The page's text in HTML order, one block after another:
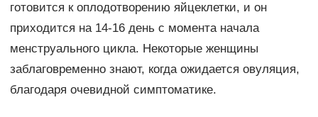
готовится к оплодотворению яйцеклетки, и он
приходится на 14-16 день с момента начала
менструального цикла. Некоторые женщины
заблаговременно знают, когда ожидается овуляция,
благодаря очевидной симптоматике.